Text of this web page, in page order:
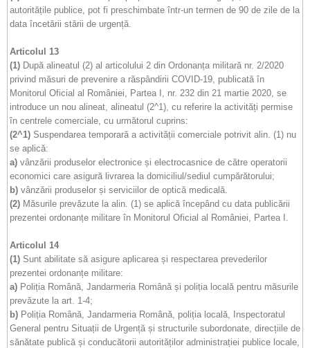
autoritățile publice, pot fi preschimbate într-un termen de 90 de zile de la
data încetării stării de urgență.
Articolul 13
(1) După alineatul (2) al articolului 2 din Ordonanța militară nr. 2/2020
privind măsuri de prevenire a răspândirii COVID-19, publicată în
Monitorul Oficial al României, Partea I, nr. 232 din 21 martie 2020, se
introduce un nou alineat, alineatul (2^1), cu referire la activități permise
în centrele comerciale, cu următorul cuprins:
(2^1) Suspendarea temporară a activității comerciale potrivit alin. (1) nu
se aplică:
a) vânzării produselor electronice și electrocasnice de către operatorii
economici care asigură livrarea la domiciliul/sediul cumpărătorului;
b) vânzării produselor și serviciilor de optică medicală.
(2) Măsurile prevăzute la alin. (1) se aplică începând cu data publicării
prezentei ordonanțe militare în Monitorul Oficial al României, Partea I.
Articolul 14
(1) Sunt abilitate să asigure aplicarea și respectarea prevederilor
prezentei ordonanțe militare:
a) Poliția Română, Jandarmeria Română și poliția locală pentru măsurile
prevăzute la art. 1-4;
b) Poliția Română, Jandarmeria Română, poliția locală, Inspectoratul
General pentru Situații de Urgență și structurile subordonate, direcțiile de
sănătate publică și conducătorii autorităților administrației publice locale,